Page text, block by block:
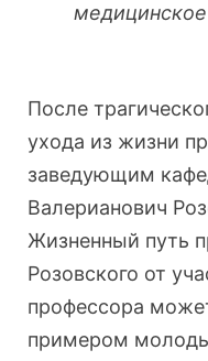
После
ухода из жизни
заведующим
Валерианович
Жизненный путь
Розовского от
профессора
примером